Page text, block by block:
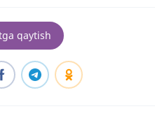
qaytish